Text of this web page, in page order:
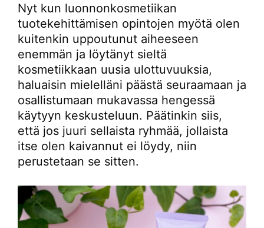
Nyt kun luonnonkosmetiikan
tuotekehittämisen opintojen myötä olen
kuitenkin uppoutunut aiheeseen
enemmän ja löytänyt sieltä
kosmetiikkaan uusia ulottuvuuksia,
haluaisin mielelläni päästä seuraamaan ja
osallistumaan mukavassa hengessä
käytyyn keskusteluun. Päätinkin siis,
että jos juuri sellaista ryhmää, jollaista
itse olen kaivannut ei löydy, niin
perustetaan se sitten.